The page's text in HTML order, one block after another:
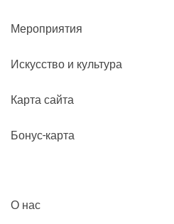
Мероприятия
Искусство и культура
Карта сайта
Бонус-карта
О нас